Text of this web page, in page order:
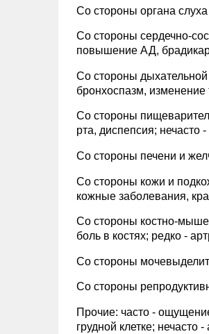
Со стороны органа
Со стороны сердечно-
повышение АД,
Со стороны
бронхоспазм, изменение
Со стороны
рта, диспепсия; нечасто
Со стороны печени и
Со стороны кожи и
кожные заболевания,
Со стороны костно-
боль в костях; редко -
Со стороны
Со стороны
Прочие: часто -
грудной клетке;